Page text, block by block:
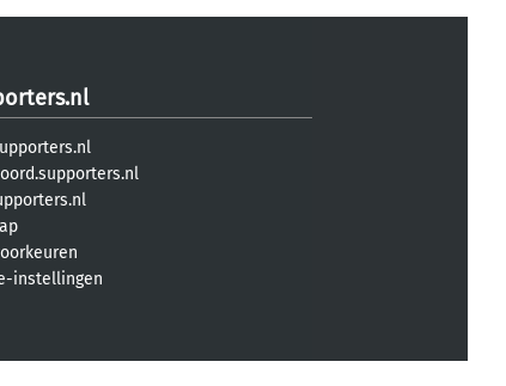
instellingen